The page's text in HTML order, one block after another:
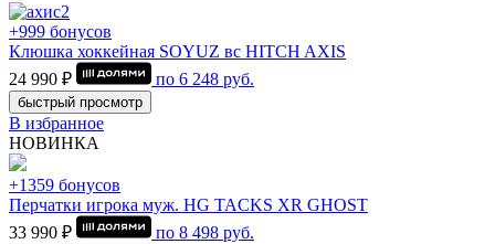
+999 бонусов
Клюшка хоккейная SOYUZ вс HITCH AXIS
24 990 ₽
по 6 248 руб.
быстрый просмотр
В избранное
НОВИНКА
+1359 бонусов
Перчатки игрока муж. HG TACKS XR GHOST
33 990 ₽
по 8 498 руб.